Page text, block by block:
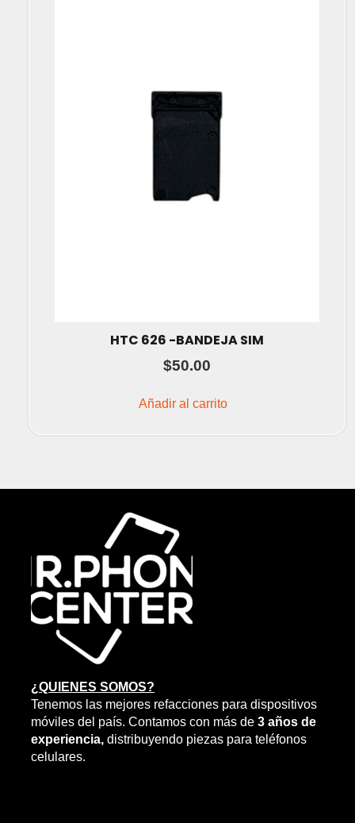
HTC 626 -BANDEJA SIM
$50.00
Añadir al carrito
¿QUIENES SOMOS?
Tenemos las mejores refacciones para dispositivos
móviles del país. Contamos con más de 3 años de
experiencia, distribuyendo piezas para teléfonos
celulares.